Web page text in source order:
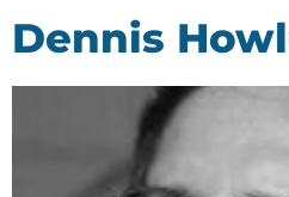
Dennis